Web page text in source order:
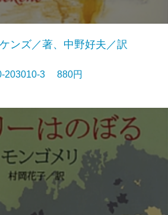
ンズ／著、中野好夫／訳
203010-3 880円